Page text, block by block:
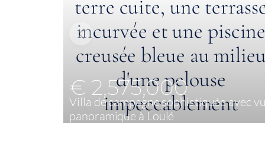
€ 2,575,000
Villa de campagne sophistiquée avec
panoramique à Loulé